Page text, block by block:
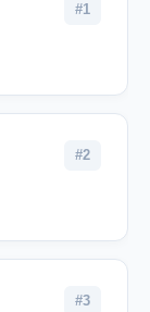
#1
#2
#3